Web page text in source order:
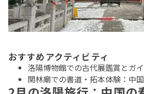
おすすめアクティビティ
洛陽博物館での古代展鑑賞とガ
関林廟での書道・拓本体験：中